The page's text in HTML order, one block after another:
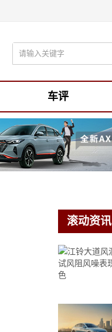
车评
滚动资讯